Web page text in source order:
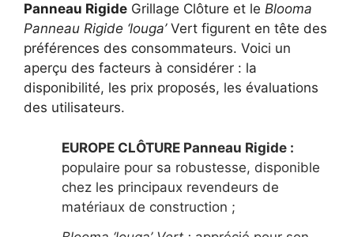
Panneau Rigide Grillage Clôture et le Blooma
Panneau Rigide ‘louga’Vert figurent en tête des
préférences des consommateurs. Voici un
aperçu des facteurs à considérer : la
disponibilité, les prix proposés, les évaluations
des utilisateurs.
EUROPE CLÔTURE Panneau Rigide :
populaire pour sa robustesse, disponible
chez les principaux revendeurs de
matériaux de construction ;